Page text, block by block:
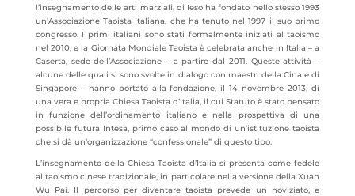
l’insegnamento delle arti marziali, di Ieso ha fondato nello stesso 1993
un’Associazione Taoista Italiana, che ha tenuto nel 1997 il suo primo
congresso. I primi italiani sono stati formalmente iniziati al taoismo
nel 2010, e la Giornata Mondiale Taoista è celebrata anche in Italia – a
Caserta, sede dell’Associazione – a partire dal 2011. Queste attività –
alcune delle quali si sono svolte in dialogo con maestri della Cina e di
Singapore – hanno portato alla fondazione, il 14 novembre 2013, di
una vera e propria Chiesa Taoista d’Italia, il cui Statuto è stato pensato
in funzione dell’ordinamento italiano e nella prospettiva di una
possibile futura Intesa, primo caso al mondo di un’istituzione taoista
che si dà un’organizzazione “confessionale” di questo tipo.
L’insegnamento della Chiesa Taoista d’Italia si presenta come fedele
al taoismo cinese tradizionale, in particolare nella versione della Xuan
Wu Pai. Il percorso per diventare taoista prevede un noviziato, e